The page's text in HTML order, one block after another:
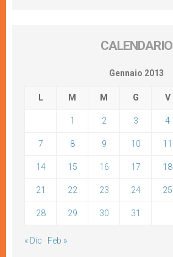
CALENDARIO
Gennaio 2013
L M M G V
1 2 3 4
7 8 9 10 11
14 15 16 17 18
21 22 23 24 25
28 29 30 31
« Dic Feb »